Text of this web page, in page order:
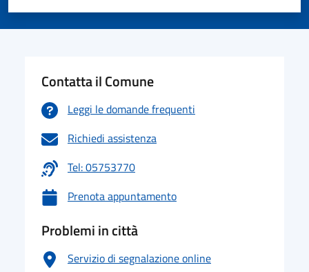
Valuta 5 stelle su 5
Valuta 4 stelle su 5
Valuta 3 stelle su 5
Valuta 2 stelle su 5
Valuta 1 stelle su 5
Contatta il Comune
Leggi le domande frequenti
Richiedi assistenza
Tel: 05753770
Prenota appuntamento
Problemi in città
Servizio di segnalazione online